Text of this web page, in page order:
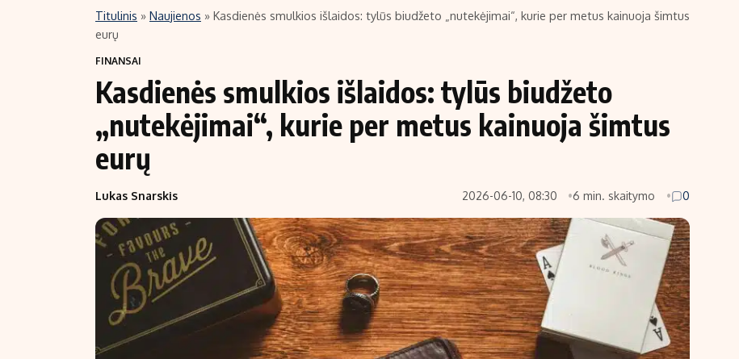
Turinys
Naujienos
Aplinka
Verslas
Energetika
Ekonomika
Politika
NT ir statybos
Įmonės
Žemės ūkis
Akcijų rinka
Saulės elektrinės
Migracija
Indėlių skaičiuoklė
Titulinis » Naujienos » Kasdienės smulkios išlaidos: tylūs biudžeto „nutekėjimai“, kurie per metus kainuoja šimtus
eurų
FINANSAI
Kasdienės smulkios išlaidos: tylūs biudžeto
„nutekėjimai“, kurie per metus kainuoja šimtus
eurų
Lukas Snarskis 2026-06-10, 08:30 6 min. skaitymo 0